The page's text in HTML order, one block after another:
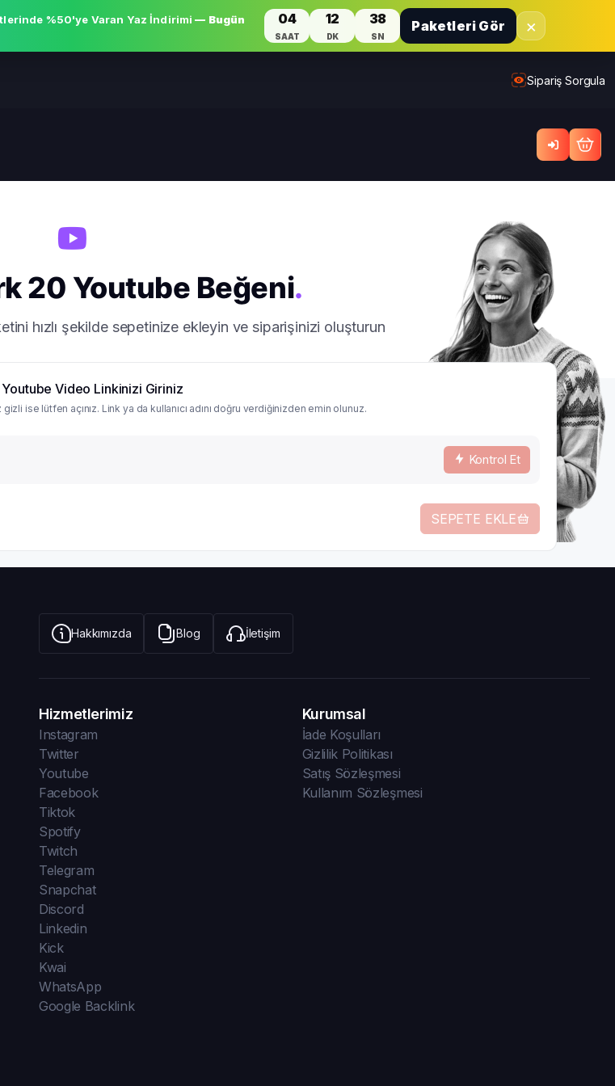
%50'ye Varan Yaz İndirimi — Bugün
04
SAAT
12
DK
38
SN
Paketleri Gör ×
Sipariş Sorgula
20 Youtube Beğeni.
hızlı şekilde sepetinize ekleyin ve siparişinizi oluşturun
Video Linkinizi Giriniz
ise lütfen açınız. Link ya da kullanıcı adını doğru verdiğinizden emin olunuz.
Kontrol Et
SEPETE EKLE
Hakkımızda Blog İletişim
Hizmetlerimiz
Instagram
Twitter
Youtube
Facebook
Tiktok
Spotify
Twitch
Telegram
Snapchat
Discord
Linkedin
Kick
Kwai
WhatsApp
Google Backlink
Kurumsal
İade Koşulları
Gizlilik Politikası
Satış Sözleşmesi
Kullanım Sözleşmesi